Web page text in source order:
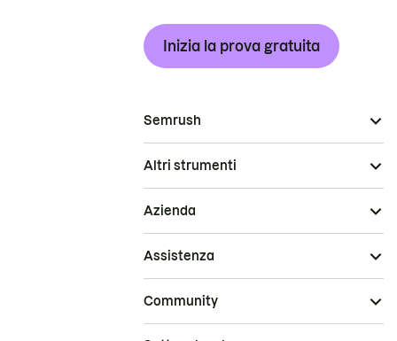
Inizia la prova gratuita
Semrush
Altri strumenti
Azienda
Assistenza
Community